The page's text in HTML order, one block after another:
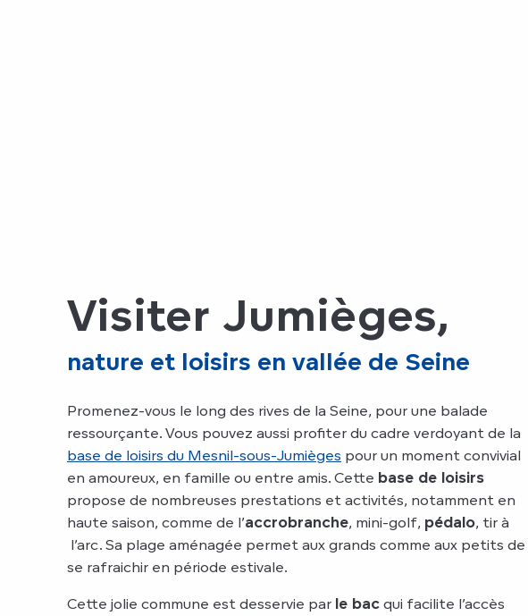
Visiter Jumièges,
nature et loisirs en vallée de Seine
Promenez-vous le long des rives de la Seine, pour une balade
ressourçante. Vous pouvez aussi profiter du cadre verdoyant de la
base de loisirs du Mesnil-sous-Jumièges pour un moment convivial
en amoureux, en famille ou entre amis. Cette base de loisirs
propose de nombreuses prestations et activités, notamment en
haute saison, comme de l’accrobranche, mini-golf, pédalo, tir à
l’arc. Sa plage aménagée permet aux grands comme aux petits de
se rafraichir en période estivale.
Cette jolie commune est desservie par le bac qui facilite l’accès